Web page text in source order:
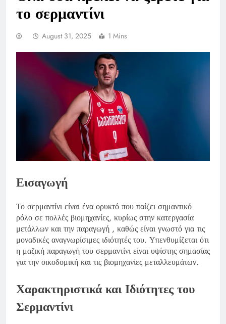
το σερμαντίνι
August 31, 2025 1 Mins
Εισαγωγή
Το σερμαντίνι είναι ένα ορυκτό που παίζει σημαντικό
ρόλο σε πολλές βιομηχανίες, κυρίως στην κατεργασία
μετάλλων και την παραγωγή , καθώς είναι γνωστό για τις
μοναδικές αναγνωρίσιμες ιδιότητές του. Υπενθυμίζεται ότι
η μαζική παραγωγή του σερμαντίνι είναι υψίστης σημασίας
για την οικοδομική και τις βιομηχανίες μεταλλευμάτων.
Χαρακτηριστικά και Ιδιότητες του
Σερμαντίνι